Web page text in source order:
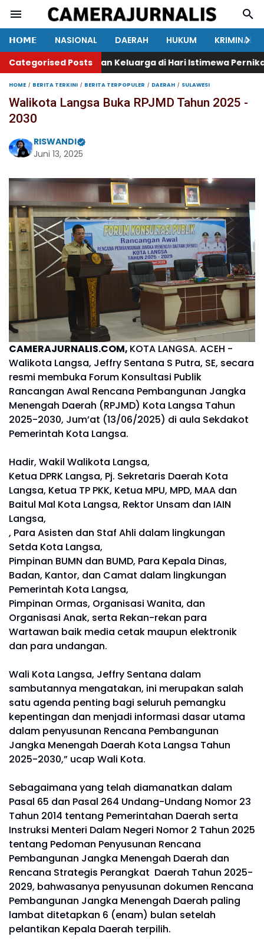
𝗛𝗢𝗠𝗘 NASIONAL DAERAH HUKUM
KRIMINAL
Categorised Posts
dengan Keluarga di Hari Istimewa Pernikahan
HOME BERITA TERKINI BERITA TERPOPULER DAERAH SULAWESI
Walikota Langsa Buka RPJMD Tahun 2025 -
2030
RISWANDI
Juni 13, 2025
CAMERAJURNALIS.COM, KOTA LANGSA. ACEH -
Walikota Langsa, Jeffry Sentana S Putra, SE, secara
resmi membuka Forum Konsultasi Publik
Rancangan Awal Rencana Pembangunan Jangka
Menengah Daerah (RPJMD) Kota Langsa Tahun
2025-2030, Jum’at (13/06/2025) di aula Sekdakot
Pemerintah Kota Langsa.
Hadir, Wakil Walikota Langsa,
Ketua DPRK Langsa, Pj. Sekretaris Daerah Kota
Langsa, Ketua TP PKK, Ketua MPU, MPD, MAA dan
Baitul Mal Kota Langsa, Rektor Unsam dan IAIN
Langsa,
, Para Asisten dan Staf Ahli dalam lingkungan
Setda Kota Langsa,
Pimpinan BUMN dan BUMD, Para Kepala Dinas,
Badan, Kantor, dan Camat dalam lingkungan
Pemerintah Kota Langsa,
Pimpinan Ormas, Organisasi Wanita, dan
Organisasi Anak, serta Rekan-rekan para
Wartawan baik media cetak maupun elektronik
dan para undangan.
Wali Kota Langsa, Jeffry Sentana dalam
sambutannya mengatakan, ini merupakan salah
satu agenda penting bagi seluruh pemangku
kepentingan dan menjadi informasi dasar utama
dalam penyusunan Rencana Pembangunan
Jangka Menengah Daerah Kota Langsa Tahun
2025-2030,” ucap Wali Kota.
Sebagaimana yang telah diamanatkan dalam
Pasal 65 dan Pasal 264 Undang-Undang Nomor 23
Tahun 2014 tentang Pemerintahan Daerah serta
Instruksi Menteri Dalam Negeri Nomor 2 Tahun 2025
tentang Pedoman Penyusunan Rencana
Pembangunan Jangka Menengah Daerah dan
Rencana Strategis Perangkat Daerah Tahun 2025-
2029, bahwasanya penyusunan dokumen Rencana
Pembangunan Jangka Menengah Daerah paling
lambat ditetapkan 6 (enam) bulan setelah
pelantikan Kepala Daerah terpilih.